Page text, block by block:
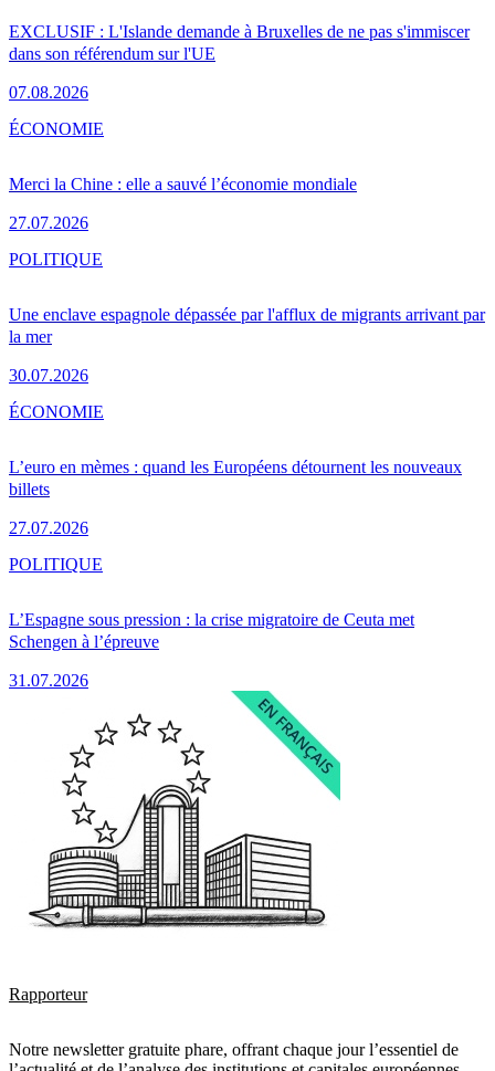
EXCLUSIF : L'Islande demande à Bruxelles de ne pas s'immiscer
dans son référendum sur l'UE
07.08.2026
Merci la Chine : elle a sauvé l’économie mondiale
27.07.2026
ÉCONOMIE
Une enclave espagnole dépassée par l'afflux de migrants arrivant par
la mer
30.07.2026
POLITIQUE
L’euro en mèmes : quand les Européens détournent les nouveaux
billets
27.07.2026
ÉCONOMIE
L’Espagne sous pression : la crise migratoire de Ceuta met
Schengen à l’épreuve
31.07.2026
POLITIQUE
Rapporteur
Notre newsletter gratuite phare, offrant chaque jour l’essentiel de